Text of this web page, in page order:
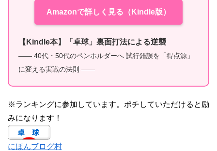
Amazonで詳しく見る（Kindle版）
【Kindle本】「卓球」裏面打法による逆襲
—— 40代・50代のペンホルダーへ 試行錯誤を「得点源」
に変える実戦の法則 ——
※ランキングに参加しています。ポチしていただけると励
みになります！
にほんブログ村